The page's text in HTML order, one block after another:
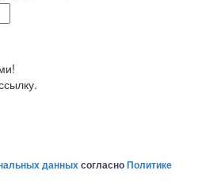
данныхсогласноПолитике